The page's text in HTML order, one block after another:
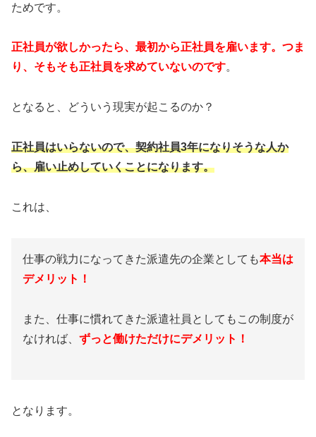
ためです。
正社員が欲しかったら、最初から正社員を雇います。つま
り、そもそも正社員を求めていないのです。
となると、どういう現実が起こるのか？
正社員はいらないので、契約社員3年になりそうな人か
ら、雇い止めしていくことになります。
これは、
仕事の戦力になってきた派遣先の企業としても本当は
デメリット！
また、仕事に慣れてきた派遣社員としてもこの制度が
なければ、 ずっと働けただけにデメリット！
となります。